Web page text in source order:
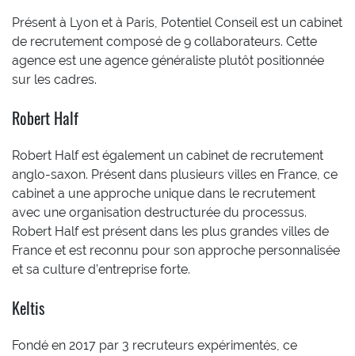
Présent à Lyon et à Paris, Potentiel Conseil est un cabinet
de recrutement composé de 9 collaborateurs. Cette
agence est une agence généraliste plutôt positionnée
sur les cadres.
Robert Half
Robert Half est également un cabinet de recrutement
anglo-saxon. Présent dans plusieurs villes en France, ce
cabinet a une approche unique dans le recrutement
avec une organisation destructurée du processus.
Robert Half est présent dans les plus grandes villes de
France et est reconnu pour son approche personnalisée
et sa culture d’entreprise forte.
Keltis
Fondé en 2017 par 3 recruteurs expérimentés, ce